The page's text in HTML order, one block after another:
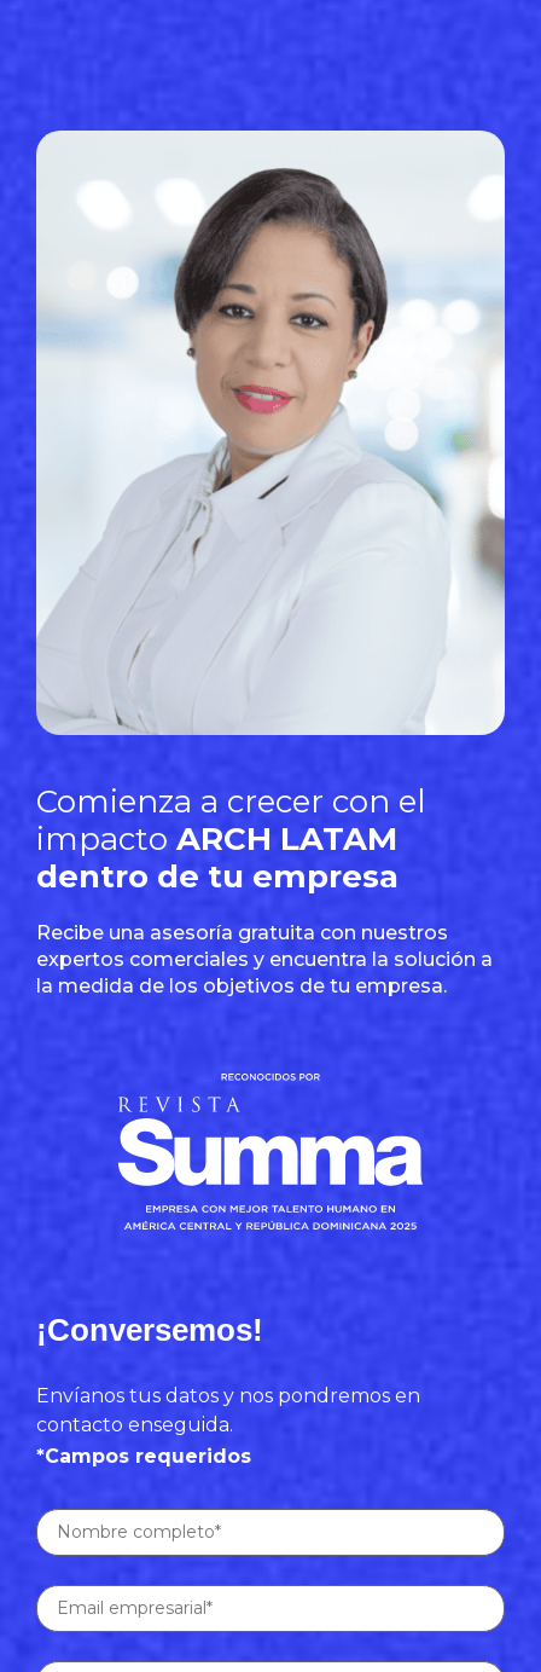
Comienza a crecer con el
impacto ARCH LATAM
dentro de tu empresa
Recibe una asesoría gratuita con nuestros
expertos comerciales y encuentra la solución a
la medida de los objetivos de tu empresa.
¡Conversemos!
Envíanos tus datos y nos pondremos en
contacto enseguida.
*Campos requeridos